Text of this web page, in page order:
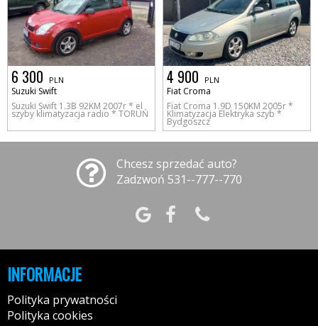
6 300 PLN
Suzuki Swift
Suzuki Swift 1.3B 92KM 2007r * el
szyby klimatyzacja radio * TORUŃ
4 900 PLN
Fiat Croma
Fiat Croma 1.9D 150KM 2005r *
Klimatyzacja Elektryka szyb *
Bydgoszcz
Chcesz sprzedać auto?
Zadzwoń 531--777--770
INFORMACJE
Polityka prywatności
Polityka cookies